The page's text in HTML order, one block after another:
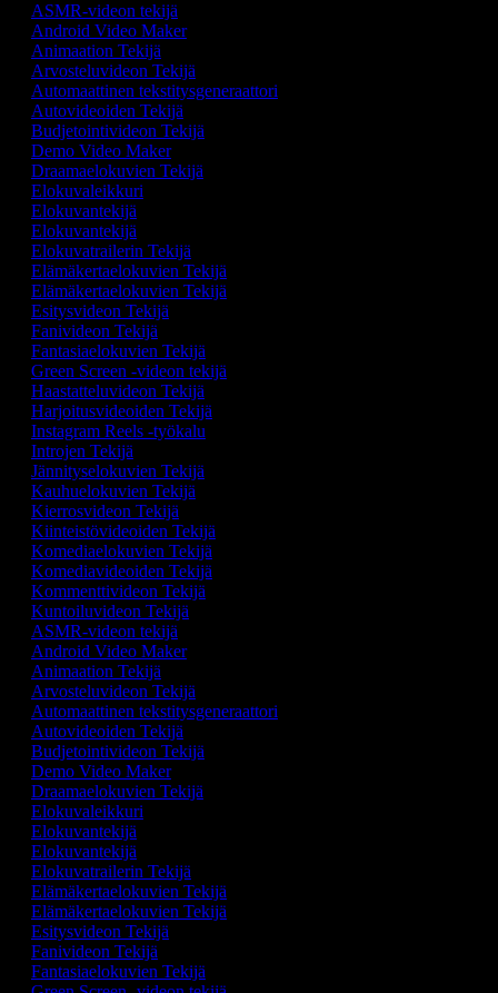
ASMR-videon tekijä
Android Video Maker
Animaation Tekijä
Arvosteluvideon Tekijä
Automaattinen tekstitysgeneraattori
Autovideoiden Tekijä
Budjetointivideon Tekijä
Demo Video Maker
Draamaelokuvien Tekijä
Elokuvaleikkuri
Elokuvantekijä
Elokuvantekijä
Elokuvatrailerin Tekijä
Elämäkertaelokuvien Tekijä
Elämäkertaelokuvien Tekijä
Esitysvideon Tekijä
Fanivideon Tekijä
Fantasiaelokuvien Tekijä
Green Screen -videon tekijä
Haastatteluvideon Tekijä
Harjoitusvideoiden Tekijä
Instagram Reels -työkalu
Introjen Tekijä
Jännityselokuvien Tekijä
Kauhuelokuvien Tekijä
Kierrosvideon Tekijä
Kiinteistövideoiden Tekijä
Komediaelokuvien Tekijä
Komediavideoiden Tekijä
Kommenttivideon Tekijä
Kuntoiluvideon Tekijä
ASMR-videon tekijä
Android Video Maker
Animaation Tekijä
Arvosteluvideon Tekijä
Automaattinen tekstitysgeneraattori
Autovideoiden Tekijä
Budjetointivideon Tekijä
Demo Video Maker
Draamaelokuvien Tekijä
Elokuvaleikkuri
Elokuvantekijä
Elokuvantekijä
Elokuvatrailerin Tekijä
Elämäkertaelokuvien Tekijä
Elämäkertaelokuvien Tekijä
Esitysvideon Tekijä
Fanivideon Tekijä
Fantasiaelokuvien Tekijä